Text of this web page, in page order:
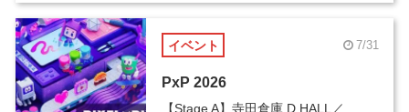
イベント 7/31
PxP 2026
【Stage A】寺田倉庫 D HALL／